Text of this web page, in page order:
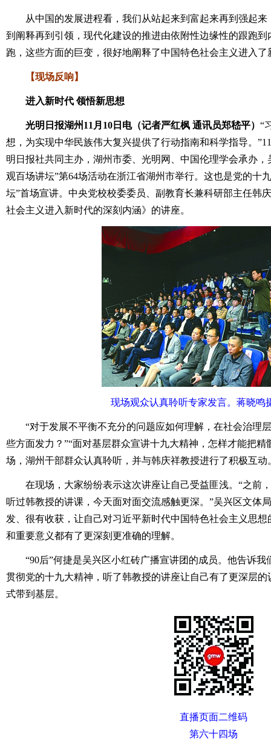
从中国的发展进程看，我们从站起来到富起来再到强起来
到阐释再到引领，现代化建设的推进由依附性边缘性的跟跑
跑，这些方面的巨变，很好地阐释了中国特色社会主义进入
【现场反响】
进入新时代 领悟新思想
光明日报湖州11月10日电（记者严红枫 通讯员郑嵇平） “
想，为实现中华民族伟大复兴提供了行动指南和科学指导。
明日报社共同主办，湖州市委、光明网、中国伦理学会承办
观百场讲坛”第64场活动在浙江省湖州市举行。这也是党的十
坛”首场宣讲。中央党校校委委员、副教育长兼科研部主任韩
社会主义进入新时代的深刻内涵》的讲座。
现场观众认真聆听专家发言。蒋晓鸣
“对于发展不平衡不充分的问题应如何理解，在社会治理
些方面发力？”“面对基层群众宣讲十九大精神，怎样才能把
场，湖州干部群众认真聆听，并与韩庆祥教授进行了积极互动
在现场，大家纷纷表示这次讲座让自己受益匪浅。“之前，
听过韩教授的讲课，今天面对面交流感触更深。”吴兴区文体
发、很有收获，让自己对习近平新时代中国特色社会主义思
和重要意义都有了更深刻更准确的理解。
“90后”何捷是吴兴区小红砖广播宣讲团的成员。他告诉我
贯彻党的十九大精神，听了韩教授的讲座让自己有了更深层
式带到基层。
直播页面二维码
第六十四场